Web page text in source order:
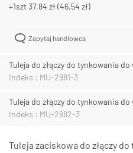
+1szt37,84 zł(46,54 zł)
Zapytaj handlowca
Tuleja do złączy do tynkowania do
Indeks : MU-2981-3
Tuleja do złączy do tynkowania do
Indeks : MU-2982-3
Tuleja zaciskowa do złączy